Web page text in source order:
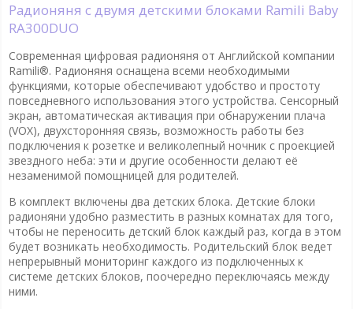
Радионяня с двумя детскими блоками Ramili Baby
RA300DUO
Современная цифровая радионяня от Английской компании
Ramili®. Радионяня оснащена всеми необходимыми
функциями, которые обеспечивают удобство и простоту
повседневного использования этого устройства. Сенсорный
экран, автоматическая активация при обнаружении плача
(VOX), двухсторонняя связь, возможность работы без
подключения к розетке и великолепный ночник с проекцией
звездного неба: эти и другие особенности делают её
незаменимой помощницей для родителей.
В комплект включены два детских блока. Детские блоки
радионяни удобно разместить в разных комнатах для того,
чтобы не переносить детский блок каждый раз, когда в этом
будет возникать необходимость. Родительский блок ведет
непрерывный мониторинг каждого из подключенных к
системе детских блоков, поочередно переключаясь между
ними.